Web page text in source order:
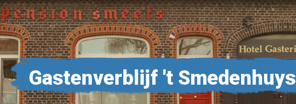
Gastenverblijf 't Smedenhuys